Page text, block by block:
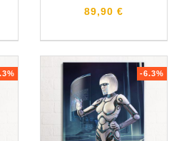
89,90 €
-6.3%